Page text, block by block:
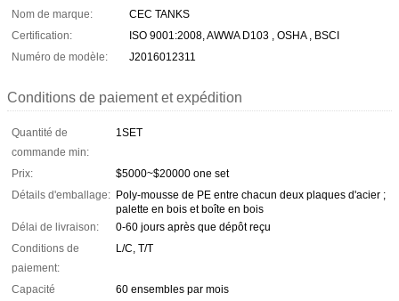
Nom de marque:
CEC TANKS
Certification:
ISO 9001:2008, AWWA D103 , OSHA , BSCI
Numéro de modèle:
J2016012311
Conditions de paiement et expédition
Quantité de
commande min:
1SET
Prix:
$5000~$20000 one set
Détails d'emballage: Poly-mousse de PE entre chacun deux plaques d'acier ;
palette en bois et boîte en bois
Délai de livraison:
0-60 jours après que dépôt reçu
Conditions de
paiement:
L/C, T/T
Capacité
60 ensembles par mois